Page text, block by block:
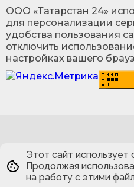
ООО «Татарстан 24»
для персонализации
удобства пользования
отключить
настройках вашего
Этот сайт использует
Продолжая
на работу с этими